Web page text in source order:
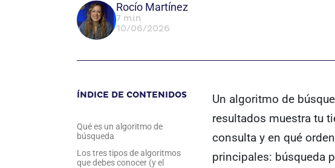
Rocío Martínez
7 min
10/06/2026
ÍNDICE DE CONTENIDOS
Qué es un algoritmo de
búsqueda
Los tres tipos de algoritmos
que debes conocer (y el
Un algoritmo de
resultados muestra tu
consulta y en qué
principales: búsqueda